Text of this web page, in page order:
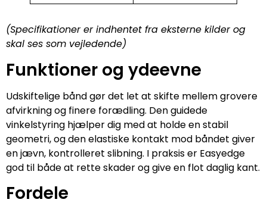
(Specifikationer er indhentet fra eksterne kilder og
skal ses som vejledende)
Funktioner og ydeevne
Udskiftelige bånd gør det let at skifte mellem grovere
afvirkning og finere forædling. Den guidede
vinkelstyring hjælper dig med at holde en stabil
geometri, og den elastiske kontakt mod båndet giver
en jævn, kontrolleret slibning. I praksis er Easyedge
god til både at rette skader og give en flot daglig kant.
Fordele